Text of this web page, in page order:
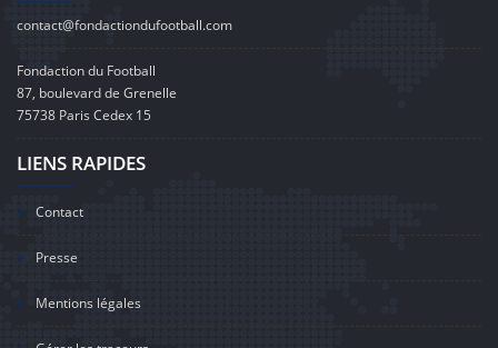
contact@fondactiondufootball.com
Fondaction du Football
87, boulevard de Grenelle
75738 Paris Cedex 15
LIENS RAPIDES
Contact
Presse
Mentions légales